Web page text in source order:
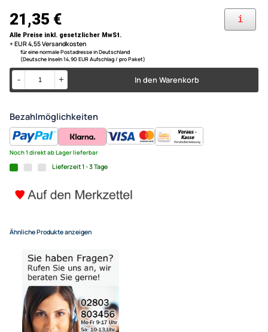
ACV Adapter OEM
mit General Motors Canyon
2015
Adaption der OEM Werks- Rückfahrkamera an Nachrüstradio wie
z.B. Alpine, JVC, Pioneer,
kompatibel mit GMC Canyon Sierra Yukon ab Baujahr 2015
kompatibel mit Chevrolet Colorado Silverado Suburban Tahoe ab
Bj. 2015
21,35 €
Alle Preise inkl. gesetzlicher MwSt.
+ EUR 4,55 Versandkosten
(Deutsche Inseln 14,90 EUR Aufschlag / pro Paket)
Bezahlmöglichkeiten
Noch 1 direkt ab Lager lieferbar
Lieferzeit 1 - 3 Tage